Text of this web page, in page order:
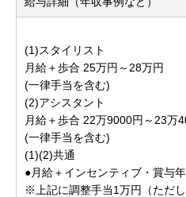
(1)スタイリスト
月給＋歩合 25万円～28万円
(一律手当を含む)
(2)アシスタント
月給＋歩合 22万9000円～23万
(一律手当を含む)
(1)(2)共通
●月給＋インセンティブ・賞与
※上記に調整手当1万円（ただ